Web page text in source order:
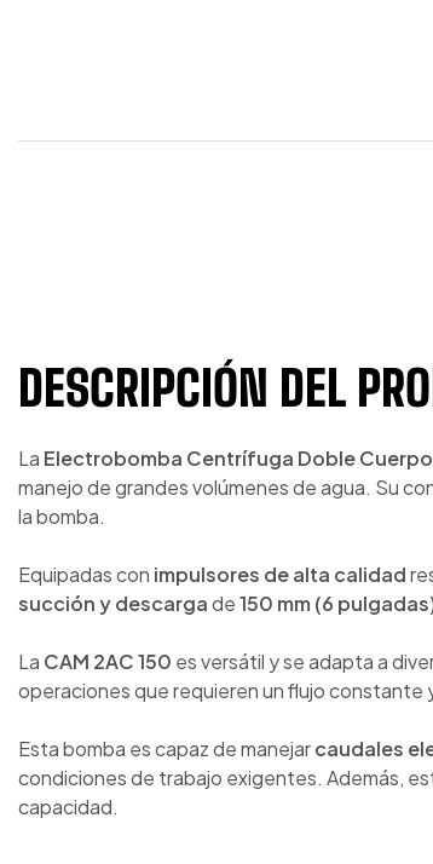
DESCRIPCIÓN DEL
La Electrobomba Centrífuga Doble Cuerpo
manejo de grandes volúmenes de agua. Su
la bomba.
Equipadas con impulsores de alta calidad
succión y descargade150 mm (6
La CAM 2AC 150 es versátil y se adapta a
operaciones que requieren un flujo constante
Esta bomba es capaz de manejarcaudales
condiciones de trabajo exigentes. Además,
capacidad.